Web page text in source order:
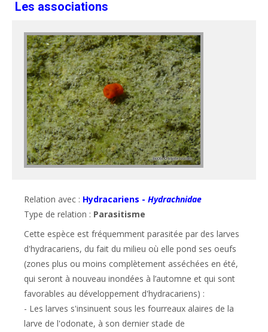
Les associations
Relation avec : Hydracariens - Hydrachnidae
Type de relation : Parasitisme
Cette espèce est fréquemment parasitée par des larves
d'hydracariens, du fait du milieu où elle pond ses oeufs
(zones plus ou moins complètement asséchées en été,
qui seront à nouveau inondées à l’automne et qui sont
favorables au développement d'hydracariens) :
- Les larves s'insinuent sous les fourreaux alaires de la
larve de l'odonate, à son dernier stade de